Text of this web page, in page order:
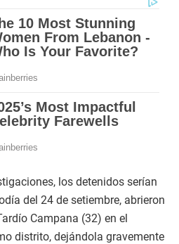
los detenidos serían
del 24 de setiembre, abrieron
Campana (32) en el
distrito, dejándola gravemente